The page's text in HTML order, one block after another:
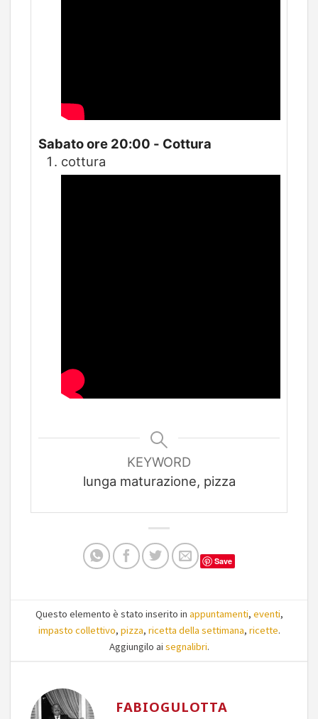
Sabato ore 20:00 - Cottura
cottura
KEYWORD
lunga maturazione, pizza
Save
Questo elemento è stato inserito in appuntamenti, eventi,
impasto collettivo, pizza, ricetta della settimana, ricette.
Aggiungilo ai segnalibri.
FABIOGULOTTA